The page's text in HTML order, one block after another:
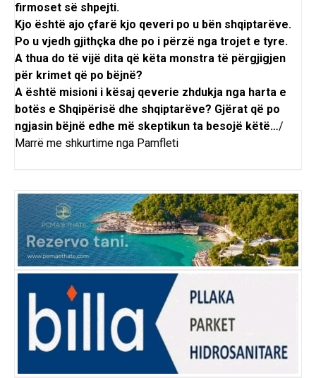
firmoset së shpejti.
Kjo është ajo çfarë kjo qeveri po u bën shqiptarëve.
Po u vjedh gjithçka dhe po i përzë nga trojet e tyre.
A thua do të vijë dita që këta monstra të përgjigjen
për krimet që po bëjnë?
A është misioni i kësaj qeverie zhdukja nga harta e
botës e Shqipërisë dhe shqiptarëve? Gjërat që po
ngjasin bëjnë edhe më skeptikun ta besojë këtë…/
Marrë me shkurtime nga Pamfleti